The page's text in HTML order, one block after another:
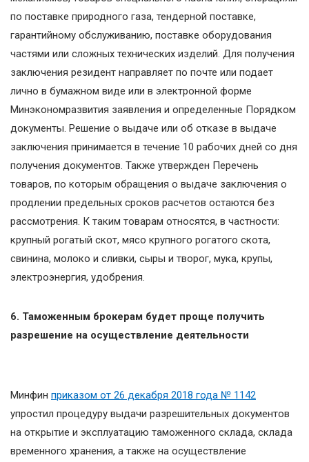
по поставке природного газа, тендерной поставке,
гарантийному обслуживанию, поставке оборудования
частями или сложных технических изделий. Для получения
заключения резидент направляет по почте или подает
лично в бумажном виде или в электронной форме
Минэкономразвития заявления и определенные Порядком
документы. Решение о выдаче или об отказе в выдаче
заключения принимается в течение 10 рабочих дней со дня
получения документов. Также утвержден Перечень
товаров, по которым обращения о выдаче заключения о
продлении предельных сроков расчетов остаются без
рассмотрения. К таким товарам относятся, в частности:
крупный рогатый скот, мясо крупного рогатого скота,
свинина, молоко и сливки, сыры и творог, мука, крупы,
электроэнергия, удобрения.
6. Таможенным брокерам будет проще получить
разрешение на осуществление деятельности
Минфин приказом от 26 декабря 2018 года № 1142
упростил процедуру выдачи разрешительных документов
на открытие и эксплуатацию таможенного склада, склада
временного хранения, а также на осуществление